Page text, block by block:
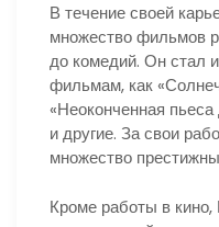
В течение своей
множество фильмов
до комедий. Он стал
фильмам, как
«Неоконченная
и другие. За свои
множество
Кроме работы в